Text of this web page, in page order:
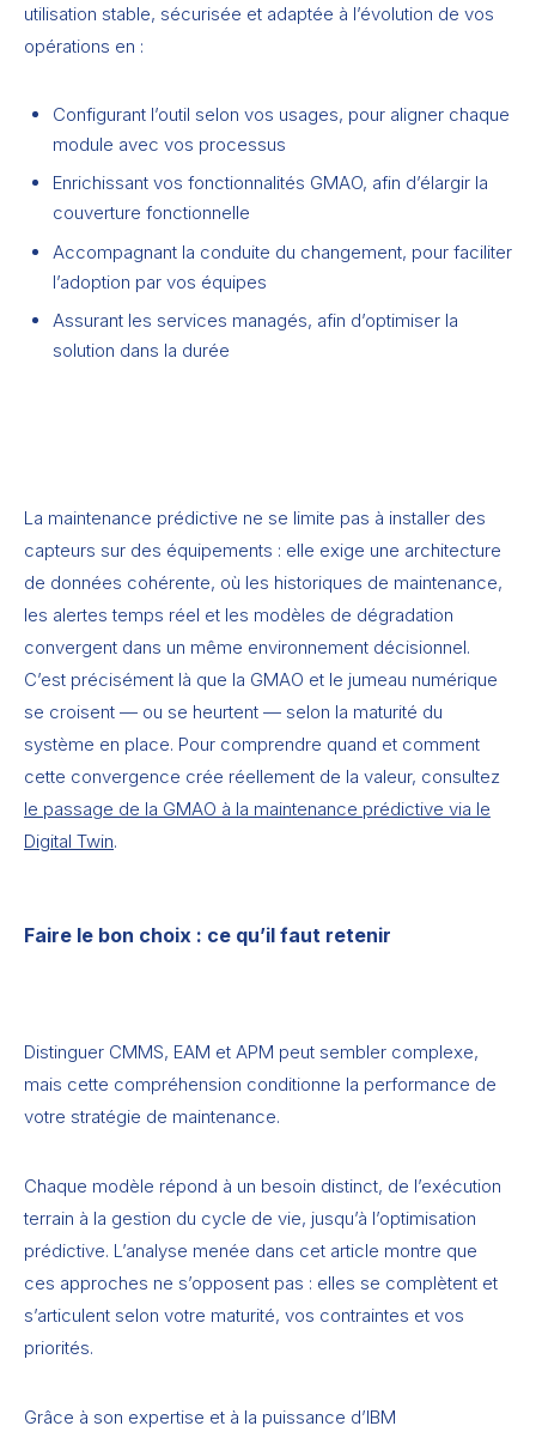
utilisation stable, sécurisée et adaptée à l’évolution de vos
opérations en :
Configurant l’outil selon vos usages, pour aligner chaque
module avec vos processus
Enrichissant vos fonctionnalités GMAO, afin d’élargir la
couverture fonctionnelle
Accompagnant la conduite du changement, pour faciliter
l’adoption par vos équipes
Assurant les services managés, afin d’optimiser la
solution dans la durée
La maintenance prédictive ne se limite pas à installer des
capteurs sur des équipements : elle exige une architecture
de données cohérente, où les historiques de maintenance,
les alertes temps réel et les modèles de dégradation
convergent dans un même environnement décisionnel.
C’est précisément là que la GMAO et le jumeau numérique
se croisent — ou se heurtent — selon la maturité du
système en place. Pour comprendre quand et comment
cette convergence crée réellement de la valeur, consultez
le passage de la GMAO à la maintenance prédictive via le
Digital Twin.
Faire le bon choix : ce qu’il faut retenir
Distinguer CMMS, EAM et APM peut sembler complexe,
mais cette compréhension conditionne la performance de
votre stratégie de maintenance.
Chaque modèle répond à un besoin distinct, de l’exécution
terrain à la gestion du cycle de vie, jusqu’à l’optimisation
prédictive. L’analyse menée dans cet article montre que
ces approches ne s’opposent pas : elles se complètent et
s’articulent selon votre maturité, vos contraintes et vos
priorités.
Grâce à son expertise et à la puissance d’IBM